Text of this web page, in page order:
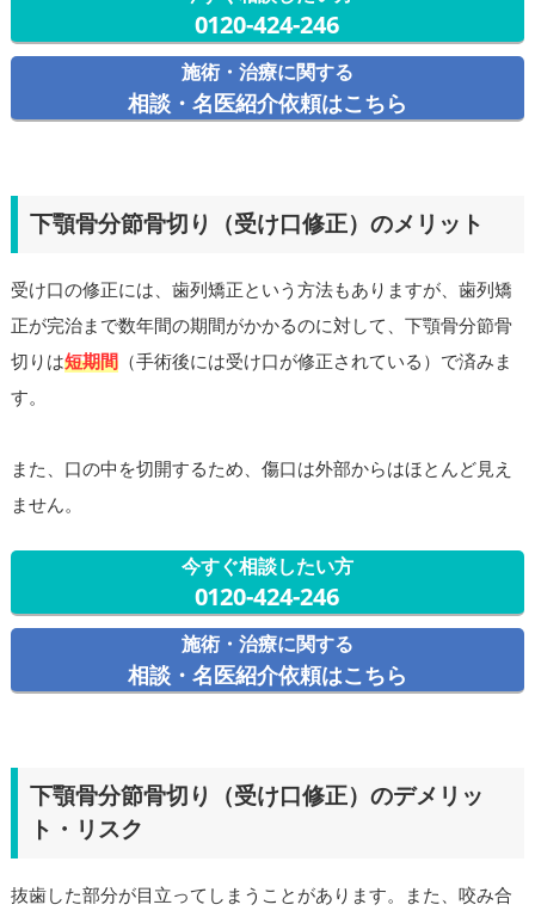
0120-424-246
施術・治療に関する
相談・名医紹介依頼はこちら
下顎骨分節骨切り（受け口修正）のメリット
受け口の修正には、歯列矯正という方法もありますが、歯列矯
正が完治まで数年間の期間がかかるのに対して、下顎骨分節骨
切りは短期間（手術後には受け口が修正されている）で済みま
す。
また、口の中を切開するため、傷口は外部からはほとんど見え
ません。
今すぐ相談したい方
0120-424-246
施術・治療に関する
相談・名医紹介依頼はこちら
下顎骨分節骨切り（受け口修正）のデメリッ
ト・リスク
抜歯した部分が目立ってしまうことがあります。また、咬み合